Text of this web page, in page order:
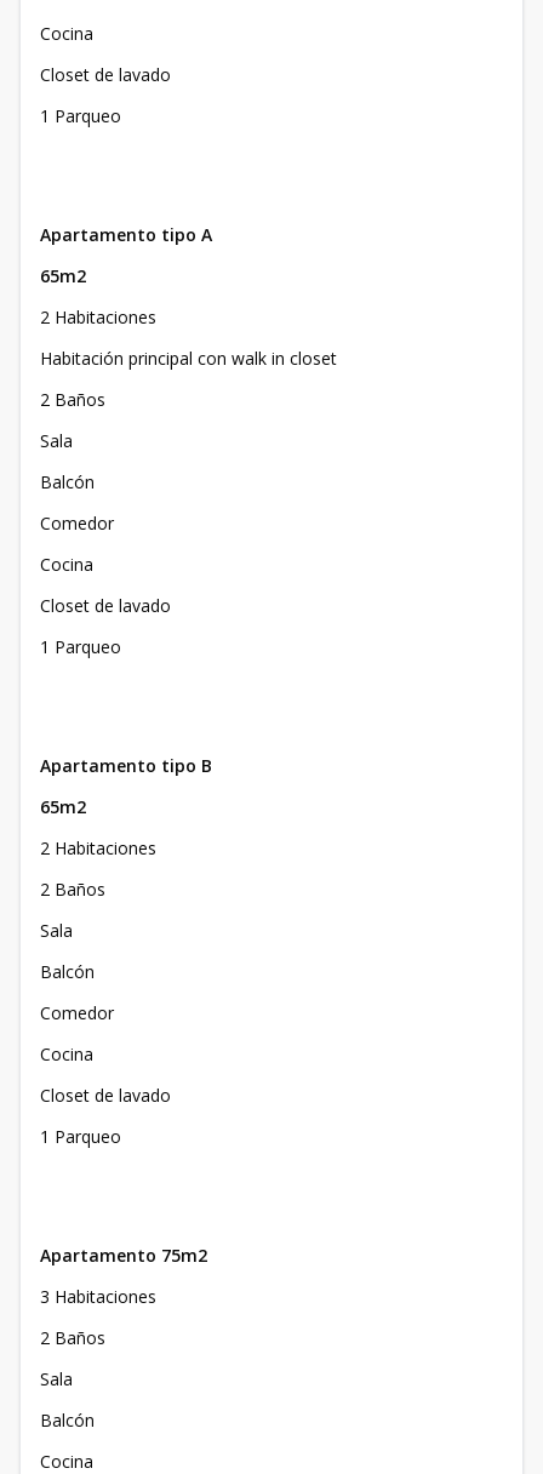
Cocina
Closet de lavado
1 Parqueo
Apartamento tipo A
65m2
2 Habitaciones
Habitación principal con walk in closet
2 Baños
Sala
Balcón
Comedor
Cocina
Closet de lavado
1 Parqueo
Apartamento tipo B
65m2
2 Habitaciones
2 Baños
Sala
Balcón
Comedor
Cocina
Closet de lavado
1 Parqueo
Apartamento 75m2
3 Habitaciones
2 Baños
Sala
Balcón
Cocina